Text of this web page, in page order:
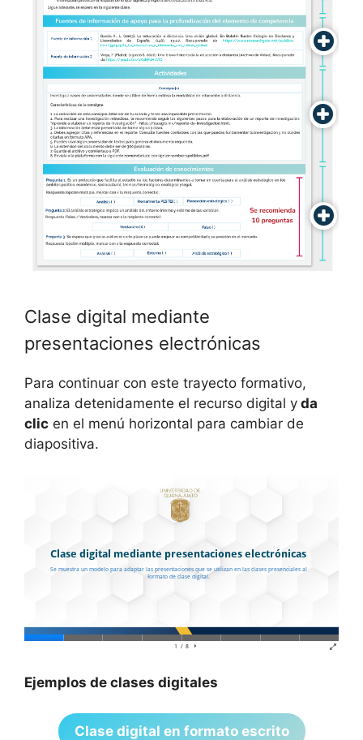
Clase digital mediante
presentaciones electrónicas
Para continuar con este trayecto formativo,
analiza detenidamente el recurso digital y da
clic en el menú horizontal para cambiar de
diapositiva.
Ejemplos de clases digitales
Clase digital en formato escrito